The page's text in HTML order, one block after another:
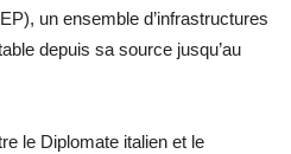
un ensemble d’infrastructures
depuis sa source jusqu’au
le Diplomate italien et le